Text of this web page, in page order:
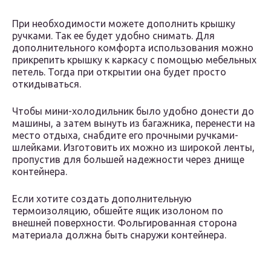
При необходимости можете дополнить крышку
ручками. Так ее будет удобно снимать. Для
дополнительного комфорта использования можно
прикрепить крышку к каркасу с помощью мебельных
петель. Тогда при открытии она будет просто
откидываться.
Чтобы мини-холодильник было удобно донести до
машины, а затем вынуть из багажника, перенести на
место отдыха, снабдите его прочными ручками-
шлейками. Изготовить их можно из широкой ленты,
пропустив для большей надежности через днище
контейнера.
Если хотите создать дополнительную
термоизоляцию, обшейте ящик изолоном по
внешней поверхности. Фольгированная сторона
материала должна быть снаружи контейнера.